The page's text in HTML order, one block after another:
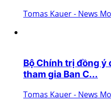
Tomas Kauer - News
Bộ Chính trị đồng ý
tham gia Ban C...
Tomas Kauer - News